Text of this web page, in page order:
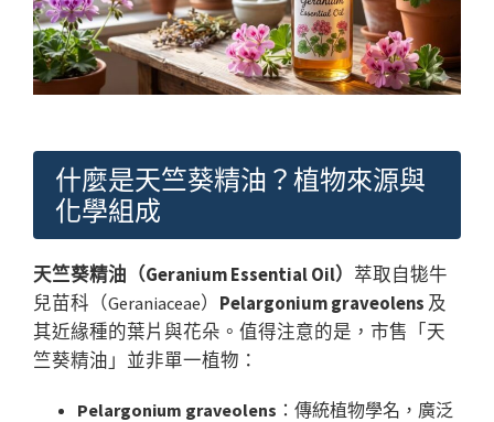
什麼是天竺葵精油？植物來源與
化學組成
天竺葵精油（Geranium Essential Oil） 萃取自牻牛
兒苗科（Geraniaceae） Pelargonium graveolens 及
其近緣種的葉片與花朵。值得注意的是，市售「天
竺葵精油」並非單一植物：
Pelargonium graveolens ：傳統植物學名，廣泛